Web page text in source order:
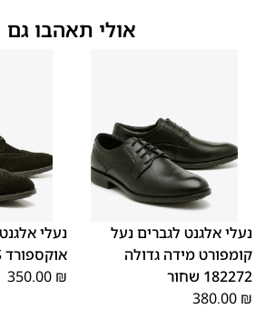
אולי תאהבו גם
נעלי אלגנט לגברים נעל
קומפורט מידה גדולה
182272 שחור
380.00 ₪
40
41
נעלי
אוקספורד 182276S שחור
350.00 ₪